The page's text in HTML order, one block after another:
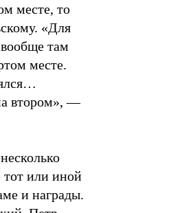
месте, то
«Для
там
месте.
втором», —
тот или иной
и награды.